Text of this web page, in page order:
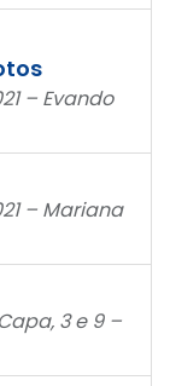
– Evando
– Mariana
3 e 9 –